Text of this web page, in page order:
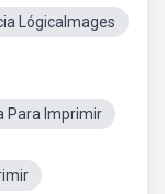
LógicaImages
Para Imprimir